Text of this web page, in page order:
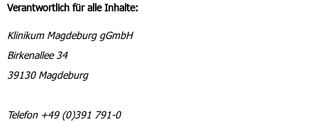
Verantwortlich für alle Inhalte:
Klinikum Magdeburg gGmbH
Birkenallee 34
39130 Magdeburg
Telefon +49 (0)391 791-0